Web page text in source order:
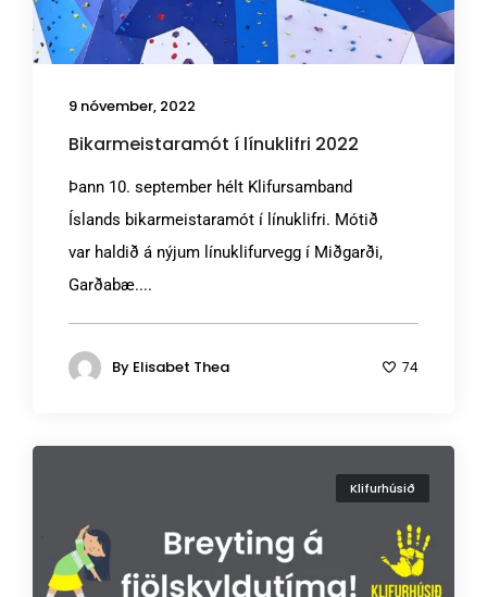
9 nóvember, 2022
Bikarmeistaramót í línuklifri 2022
Þann 10. september hélt Klifursamband
Íslands bikarmeistaramót í línuklifri. Mótið
var haldið á nýjum línuklifurvegg í Miðgarði,
Garðabæ....
By Elisabet Thea 74
Klifurhúsið